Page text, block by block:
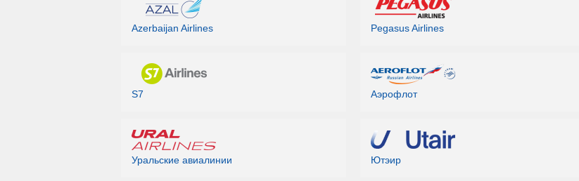
Azerbaijan Airlines Pegasus Airlines
S7 Аэрофлот
Уральские авиалинии Ютэир